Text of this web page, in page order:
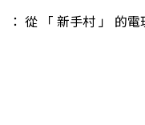
： 從 「 新手村 」 的